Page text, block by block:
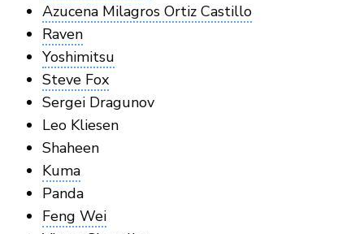
Azucena Milagros Ortiz Castillo
Raven
Yoshimitsu
Steve Fox
Sergei Dragunov
Leo Kliesen
Shaheen
Kuma
Panda
Feng Wei